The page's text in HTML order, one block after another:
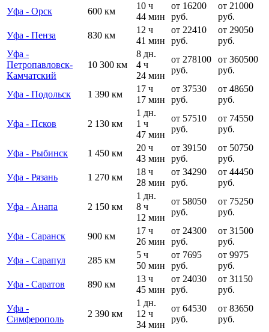
Уфа - Орск
600 км
10 ч
44 мин
от 16200
руб.
от 21000
руб.
Уфа - Пенза
830 км
12 ч
41 мин
от 22410
руб.
от 29050
руб.
Уфа -
Петропавловск-
Камчатский
10 300 км
8 дн.
4 ч
24 мин
от 278100
руб.
от 360500
руб.
Уфа - Подольск 1 390 км
17 ч
17 мин
от 37530
руб.
от 48650
руб.
Уфа - Псков 2 130 км
1 дн.
1 ч
47 мин
от 57510
руб.
от 74550
руб.
Уфа - Рыбинск 1 450 км
20 ч
43 мин
от 39150
руб.
от 50750
руб.
Уфа - Рязань
1 270 км
18 ч
28 мин
от 34290
руб.
от 44450
руб.
Уфа - Анапа 2 150 км
1 дн.
8 ч
12 мин
от 58050
руб.
от 75250
руб.
Уфа - Саранск 900 км
17 ч
26 мин
от 24300
руб.
от 31500
руб.
Уфа - Сарапул
285 км
5 ч
50 мин
от 7695
руб.
от 9975
руб.
Уфа - Саратов
890 км
13 ч
45 мин
от 24030
руб.
от 31150
руб.
Уфа -
Симферополь
2 390 км
1 дн.
12 ч
34 мин
от 64530
руб.
от 83650
руб.